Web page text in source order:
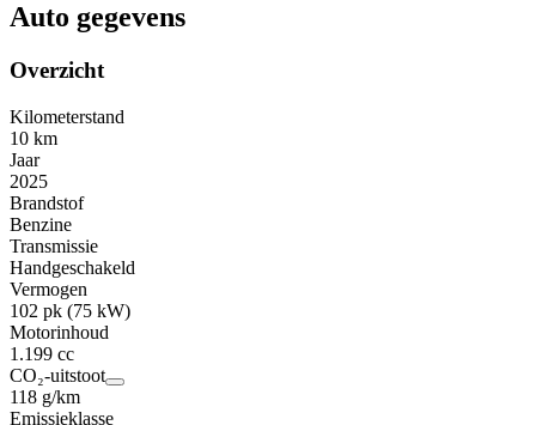
Auto gegevens
Overzicht
Kilometerstand
10 km
Jaar
2025
Brandstof
Benzine
Transmissie
Handgeschakeld
Vermogen
102 pk (75 kW)
Motorinhoud
1.199 cc
CO₂-uitstoot
118 g/km
Emissieklasse